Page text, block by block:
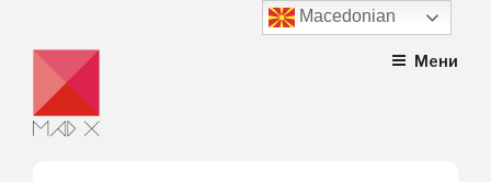
content
Мени
Macedonian